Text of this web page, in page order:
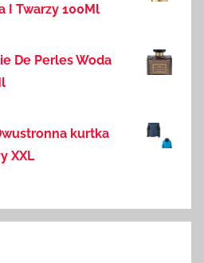
I Twarzy 100Ml
De Perles Woda
kurtka
XXL